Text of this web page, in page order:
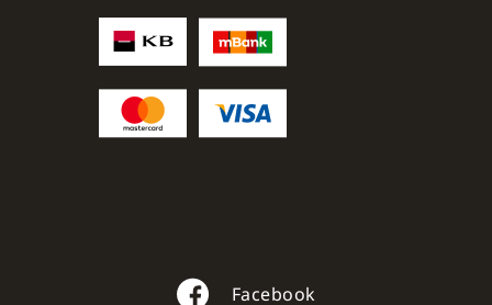
Facebook